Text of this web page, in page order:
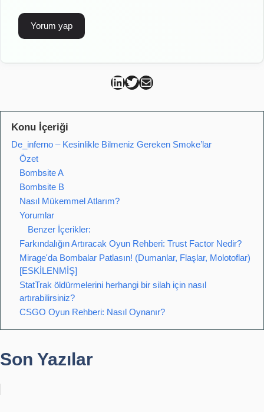
Can Kütahya Linkedin
Can Kütahya Twitter
Can Kütahya Mail
Konu İçeriği
De_inferno – Kesinlikle Bilmeniz Gereken Smoke’lar
Özet
Bombsite A
Bombsite B
Nasıl Mükemmel Atlarım?
Yorumlar
Benzer İçerikler:
Farkındalığın Artıracak Oyun Rehberi: Trust Factor Nedir?
Mirage'da Bombalar Patlasın! (Dumanlar, Flaşlar, Molotoflar)
[ESKİLENMİŞ]
StatTrak öldürmelerini herhangi bir silah için nasıl
artırabilirsiniz?
CSGO Oyun Rehberi: Nasıl Oynanır?
Son Yazılar